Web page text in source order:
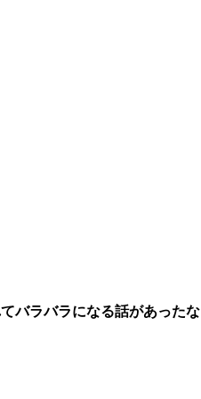
バラバラになる話があったな